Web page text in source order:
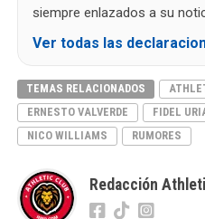
siempre enlazados a su
Ver todas las
TEMAS RELACIONADOS
ERNESTO VALVERDE
FIDEL
NICO WILLIAMS
RUMORES
Redacción